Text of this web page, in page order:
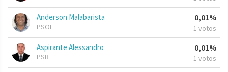
Anderson Malabarista
PSOL
0,01%
1 votos
Aspirante Alessandro
PSB
0,01%
1 votos